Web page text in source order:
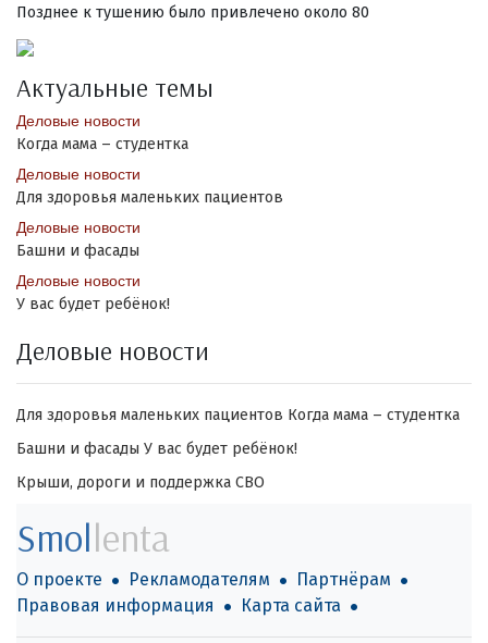
Позднее к тушению было привлечено около 80
Актуальные темы
Деловые новости
Когда мама – студентка
Деловые новости
Для здоровья маленьких пациентов
Деловые новости
Башни и фасады
Деловые новости
У вас будет ребёнок!
Деловые новости
Для здоровья маленьких пациентов Когда мама – студентка
Башни и фасады У вас будет ребёнок!
Крыши, дороги и поддержка СВО
Smollenta
О проекте Рекламодателям
Партнёрам
Правовая информация
Карта сайта